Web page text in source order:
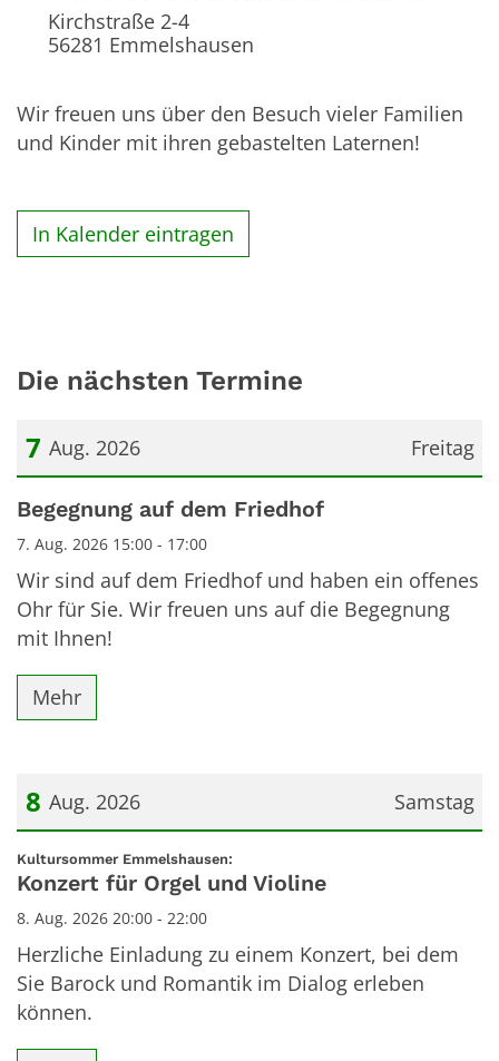
Kirchstraße 2-4
56281 Emmelshausen
Wir freuen uns über den Besuch vieler Familien
und Kinder mit ihren gebastelten Laternen!
In Kalender eintragen
Die nächsten Termine
Freitag
7 Aug. 2026
Datum: 7. August 2026
Begegnung auf dem Friedhof
7. Aug. 2026 15:00 - 17:00
Wir sind auf dem Friedhof und haben ein offenes
Ohr für Sie. Wir freuen uns auf die Begegnung
mit Ihnen!
Mehr
Samstag
8 Aug. 2026
Datum: 8. August 2026
Kultursommer Emmelshausen:
Konzert für Orgel und Violine
8. Aug. 2026 20:00 - 22:00
Herzliche Einladung zu einem Konzert, bei dem
Sie Barock und Romantik im Dialog erleben
können.